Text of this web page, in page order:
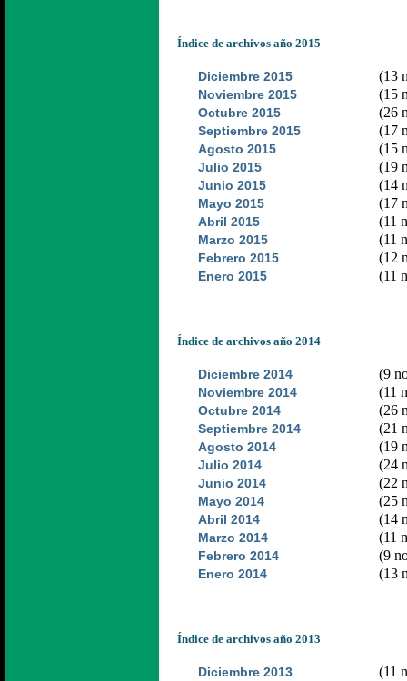
Índice de archivos año 2015
Diciembre 2015 (13
Noviembre 2015 (15
Octubre 2015 (26
Septiembre 2015 (17
Agosto 2015 (15
Julio 2015 (19
Junio 2015 (14
Mayo 2015 (17
Abril 2015 (11
Marzo 2015 (11
Febrero 2015 (12
Enero 2015 (11
Índice de archivos año 2014
Diciembre 2014 (9
Noviembre 2014 (11
Octubre 2014 (26
Septiembre 2014 (21
Agosto 2014 (19
Julio 2014 (24
Junio 2014 (22
Mayo 2014 (25
Abril 2014 (14
Marzo 2014 (11
Febrero 2014 (9
Enero 2014 (13
Índice de archivos año 2013
Diciembre 2013 (11